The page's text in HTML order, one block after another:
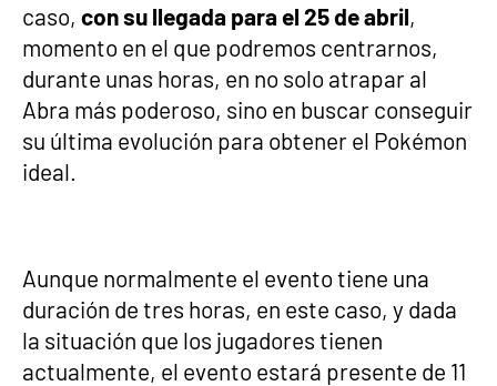
caso, con su llegada para el 25 de abril,
momento en el que podremos centrarnos,
durante unas horas, en no solo atrapar al
Abra más poderoso, sino en buscar conseguir
su última evolución para obtener el Pokémon
ideal.
Aunque normalmente el evento tiene una
duración de tres horas, en este caso, y dada
la situación que los jugadores tienen
actualmente, el evento estará presente de 11